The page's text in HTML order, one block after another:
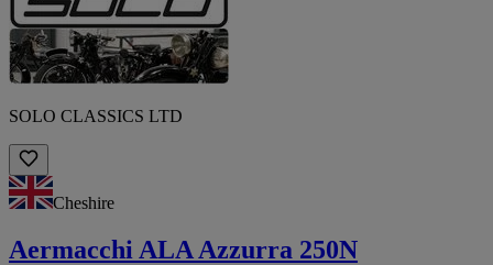
SOLO CLASSICS LTD
Cheshire
Aermacchi ALA Azzurra 250N